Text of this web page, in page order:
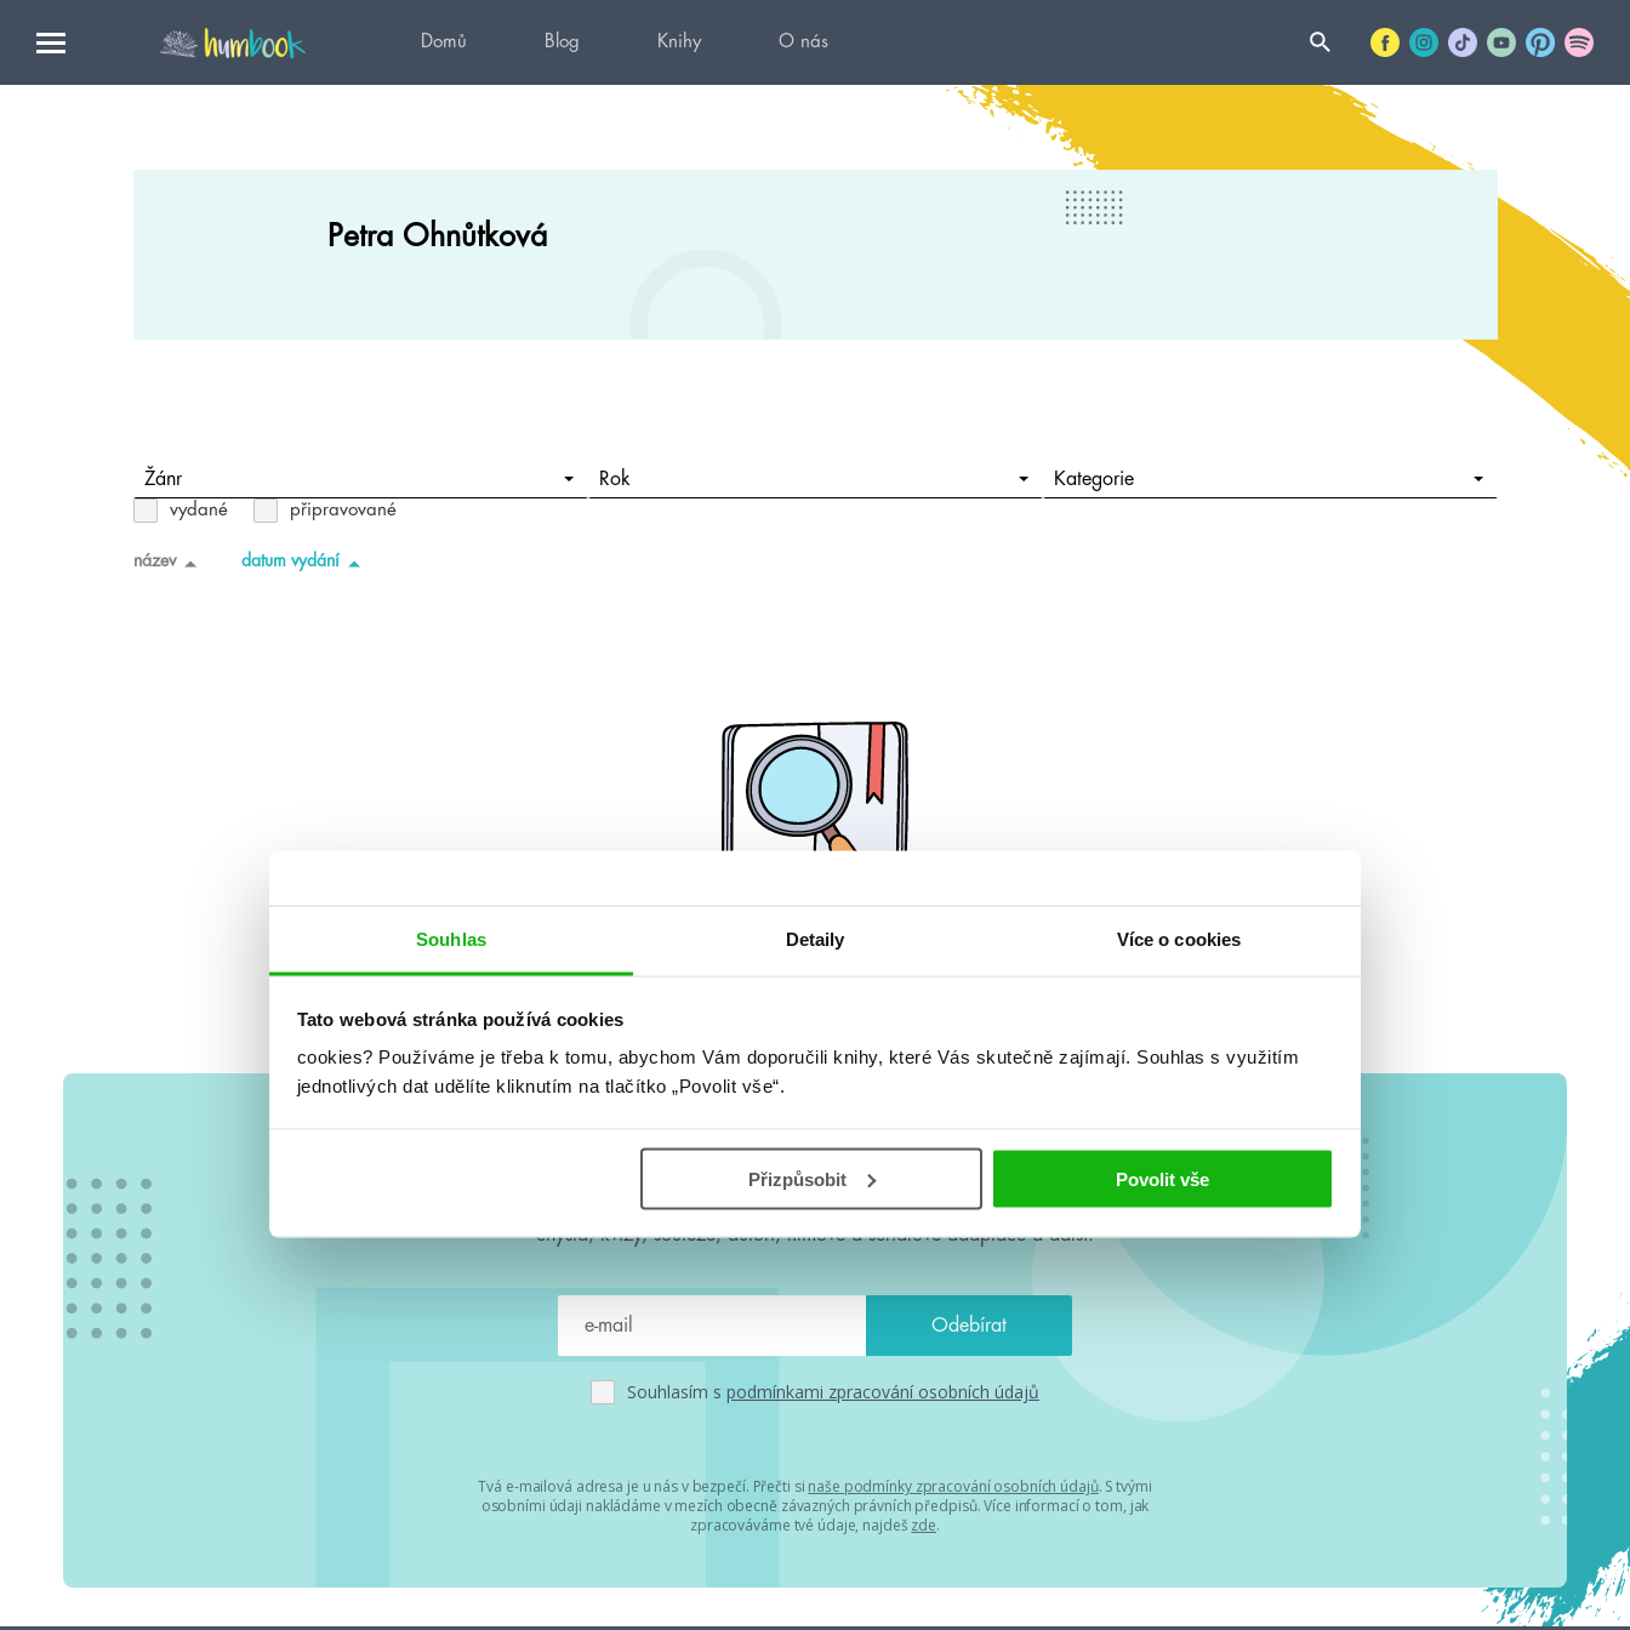
Souhlas Detaily Více o cookies
Tato webová stránka používá cookies
cookies? Používáme je třeba k tomu, abychom Vám doporučili knihy, které Vás skutečně zajímají. Souhlas s využitím
jednotlivých dat udělíte kliknutím na tlačítko „Povolit vše“.
Přizpůsobit Povolit vše
Domů Blog Knihy O nás
Petra Ohnůtková
Žánr Rok Kategorie
vydané připravované
název datum vydání
#HumbookNews
Vše kolem #youngadult každý měsíc rovnou do mailu! Nové knihy, co se
chystá, kvízy, soutěže, autoři, filmové a seriálové adaptace a další.
Souhlasím s podmínkami zpracování osobních údajů
Tvá e-mailová adresa je u nás v bezpečí. Přečti si naše podmínky zpracování osobních údajů. S tvými
osobními údaji nakládáme v mezích obecně závazných právních předpisů. Více informací o tom, jak
zpracováváme tvé údaje, najdeš zde.